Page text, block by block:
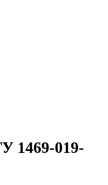
1469-019-